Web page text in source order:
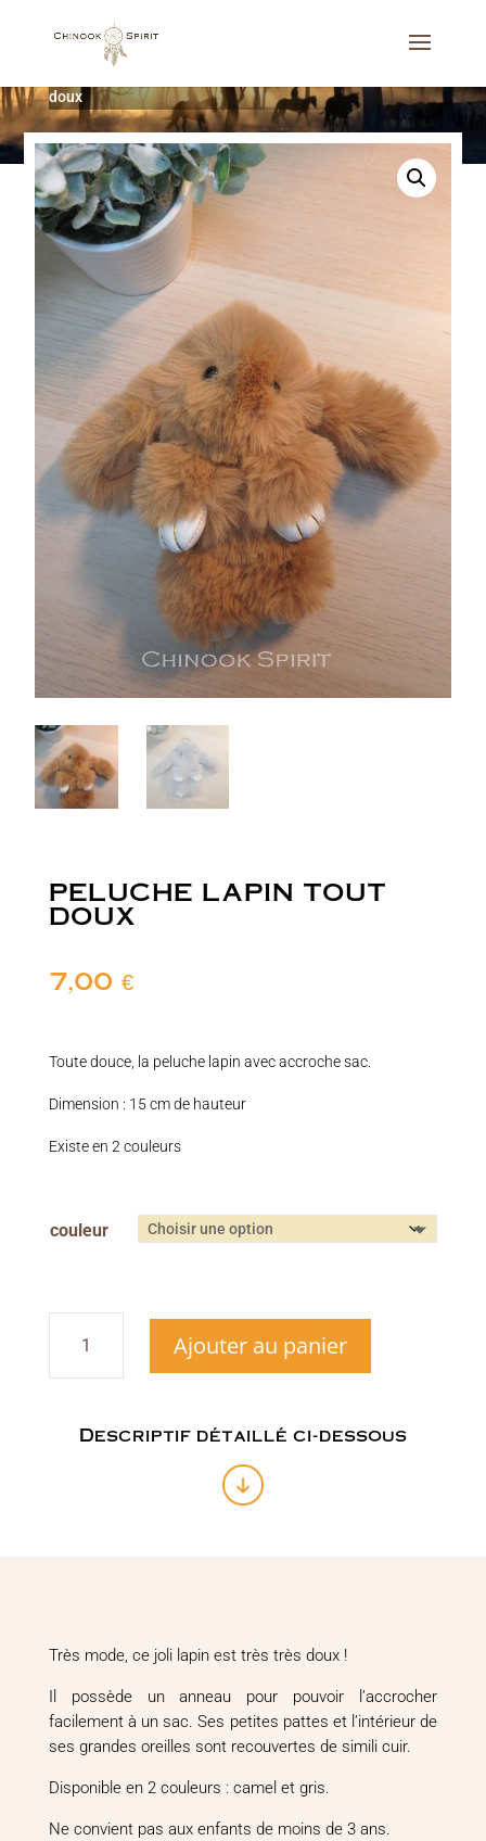
Gamme Enfant
doux
PELUCHE LAPIN TOUT
DOUX
7,00 €
Toute douce, la peluche lapin avec accroche sac.
Dimension : 15 cm de hauteur
Existe en 2 couleurs
couleur
lapin
doux
Ajouter au panier
Descriptif détaillé ci-dessous
Très mode, ce joli lapin est très très doux !
Il possède un anneau pour pouvoir l’accrocher
facilement à un sac. Ses petites pattes et l’intérieur de
ses grandes oreilles sont recouvertes de simili cuir.
Disponible en 2 couleurs : camel et gris.
Ne convient pas aux enfants de moins de 3 ans.